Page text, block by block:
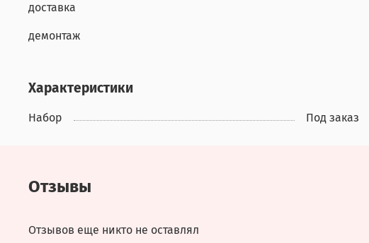
доставка
демонтаж
Характеристики
Набор Под заказ
Отзывы
Отзывов еще никто не оставлял